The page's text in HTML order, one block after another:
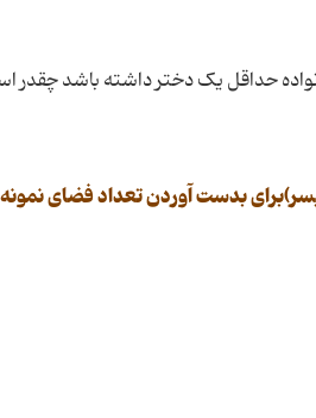
حداقل یک دختر داشته باشد چقدر